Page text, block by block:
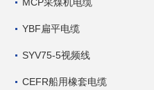
YBF扁平电缆
SYV75-5视频线
CEFR船用橡套电缆